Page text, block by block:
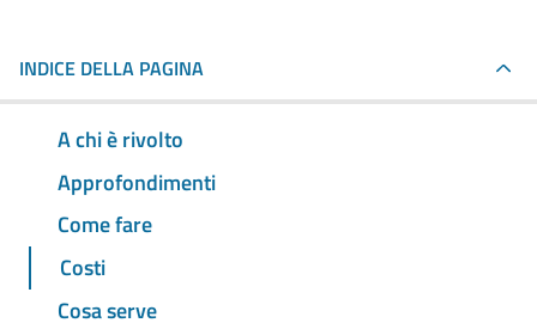
INDICE DELLA PAGINA
A chi è rivolto
Approfondimenti
Come fare
Costi
Cosa serve